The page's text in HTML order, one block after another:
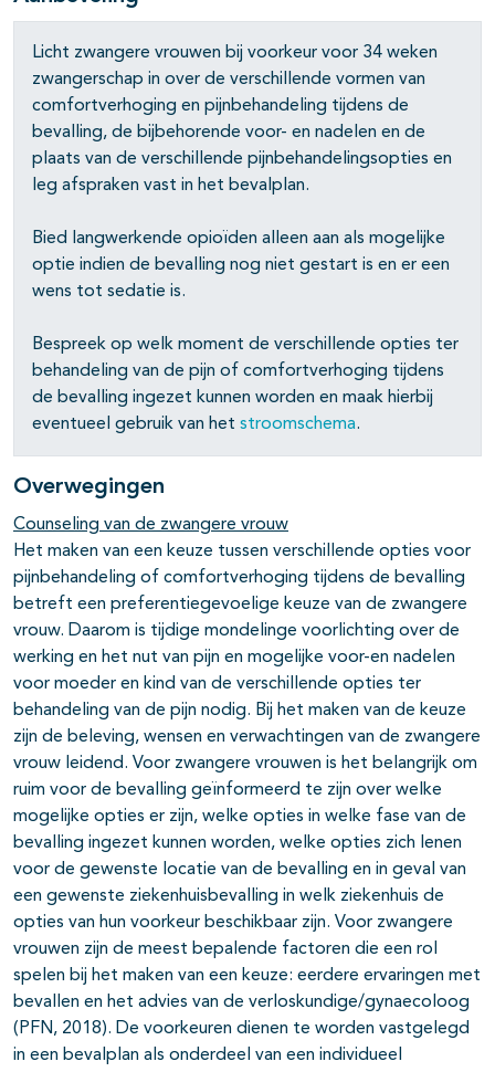
Licht zwangere vrouwen bij voorkeur voor 34 weken
zwangerschap in over de verschillende vormen van
comfortverhoging en pijnbehandeling tijdens de
bevalling, de bijbehorende voor- en nadelen en de
plaats van de verschillende pijnbehandelingsopties en
leg afspraken vast in het bevalplan.
Bied langwerkende opioïden alleen aan als mogelijke
optie indien de bevalling nog niet gestart is en er een
wens tot sedatie is.
Bespreek op welk moment de verschillende opties ter
behandeling van de pijn of comfortverhoging tijdens
de bevalling ingezet kunnen worden en maak hierbij
eventueel gebruik van het stroomschema.
Overwegingen
Counseling van de zwangere vrouw
Het maken van een keuze tussen verschillende opties voor
pijnbehandeling of comfortverhoging tijdens de bevalling
betreft een preferentiegevoelige keuze van de zwangere
vrouw. Daarom is tijdige mondelinge voorlichting over de
werking en het nut van pijn en mogelijke voor-en nadelen
voor moeder en kind van de verschillende opties ter
behandeling van de pijn nodig. Bij het maken van de keuze
zijn de beleving, wensen en verwachtingen van de zwangere
vrouw leidend. Voor zwangere vrouwen is het belangrijk om
ruim voor de bevalling geïnformeerd te zijn over welke
mogelijke opties er zijn, welke opties in welke fase van de
bevalling ingezet kunnen worden, welke opties zich lenen
voor de gewenste locatie van de bevalling en in geval van
een gewenste ziekenhuisbevalling in welk ziekenhuis de
opties van hun voorkeur beschikbaar zijn. Voor zwangere
vrouwen zijn de meest bepalende factoren die een rol
spelen bij het maken van een keuze: eerdere ervaringen met
bevallen en het advies van de verloskundige/gynaecoloog
(PFN, 2018). De voorkeuren dienen te worden vastgelegd
in een bevalplan als onderdeel van een individueel